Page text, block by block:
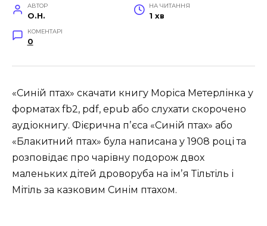
АВТОР
O.H.
НА ЧИТАННЯ
1 хв
КОМЕНТАРІ
0
«Синій птах» скачати книгу Моріса Метерлінка у
форматах fb2, pdf, epub або слухати скорочено
аудіокнигу. Фієрична пʼєса «Синій птах» або
«Блакитний птах» була написана у 1908 році та
розповідає про чарівну подорож двох
маленьких дітей дроворуба на імʼя Тільтіль і
Мітіль за казковим Синім птахом.